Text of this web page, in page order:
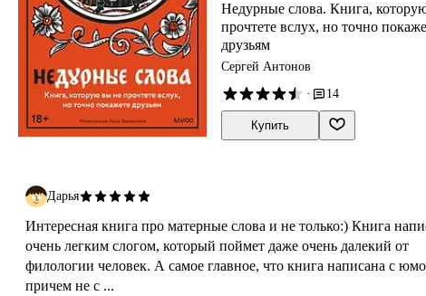
Недурные слова. Книга,
прочтете вслух, но точно
друзьям
Сергей Антонов
·
14
Купить
Дарья
Интересная книга про матерные слова и не только:) Книга
очень легким слогом, который поймет даже очень далекий от
филологии человек. А самое главное, что книга написана с
причем не с ...